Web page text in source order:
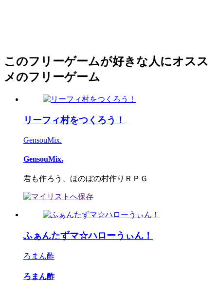
このフリーゲームが好きな人にオスス
メのフリーゲーム
リーフィ村をつくろう！
GensouMix.
GensouMix.
君も作ろう、ほのぼの村作りＲＰＧ
ふぁんたずマ☆ハローうぃん！
ろまん酢
ろまん酢